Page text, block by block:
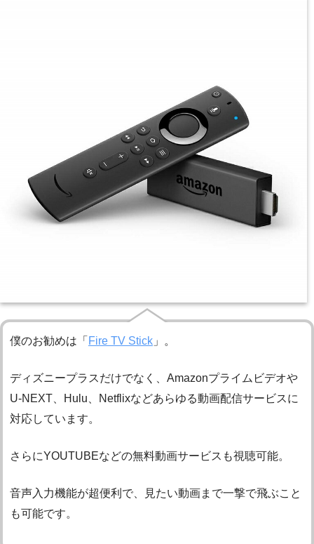
僕のお勧めは「 Fire TV Stick 」。
ディズニープラスだけでなく、Amazonプライムビデオや
U-NEXT、Hulu、Netflixなどあらゆる動画配信サービスに
対応しています。
さらにYOUTUBEなどの無料動画サービスも視聴可能。
音声入力機能が超便利で、見たい動画まで一撃で飛ぶこと
も可能です。